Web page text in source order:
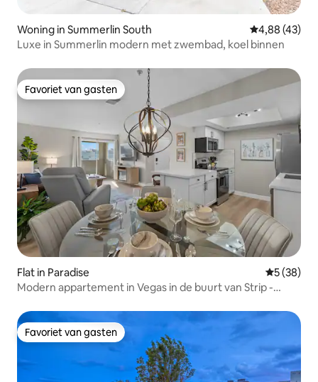
Woning in Summerlin South Gemiddelde
4,88 (43)
Luxe in Summerlin modern met zwembad, koel binnen
Favoriet van gasten
Favoriet van gasten
Flat in Paradise
5 (38)
Modern appartement in Vegas in de buurt van Strip -
Favoriet van gasten
Favoriet van gasten